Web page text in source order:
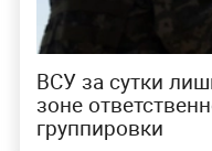
ВСУ за сутки
зоне
группировки